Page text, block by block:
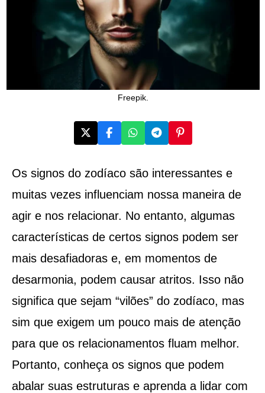
Freepik.
Os signos do zodíaco são interessantes e
muitas vezes influenciam nossa maneira de
agir e nos relacionar. No entanto, algumas
características de certos signos podem ser
mais desafiadoras e, em momentos de
desarmonia, podem causar atritos. Isso não
significa que sejam “vilões” do zodíaco, mas
sim que exigem um pouco mais de atenção
para que os relacionamentos fluam melhor.
Portanto, conheça os signos que podem
abalar suas estruturas e aprenda a lidar com